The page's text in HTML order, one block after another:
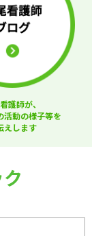
護師が、
活動の様子等を
えします